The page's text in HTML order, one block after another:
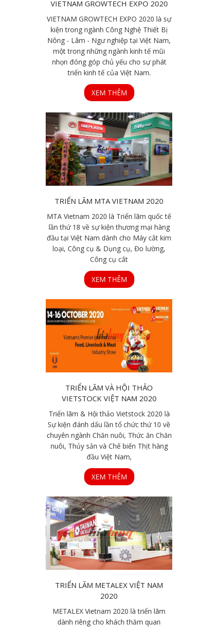
VIETNAM GROWTECH EXPO 2020
VIETNAM GROWTECH EXPO 2020 là sự
kiện trong ngành Công Nghệ Thiết Bị
Nông - Lâm - Ngư nghiệp tại Việt Nam,
một trong những ngành kinh tế mũi
nhọn đóng góp chủ yếu cho sự phát
triển kinh tế của Việt Nam.
XEM THÊM
TRIỂN LÃM MTA VIETNAM 2020
MTA Vietnam 2020 là Triển lãm quốc tế
lần thứ 18 về sự kiện thương mại hàng
đầu tại Việt Nam dành cho Máy cắt kim
loại, Công cụ & Dụng cụ, Đo lường,
Công cụ cắt
XEM THÊM
TRIỂN LÃM VÀ HỘI THẢO
VIETSTOCK VIỆT NAM 2020
Triển lãm & Hội thảo Vietstock 2020 là
Sự kiện đánh dấu lần tổ chức thứ 10 về
chuyên ngành Chăn nuôi, Thức ăn Chăn
nuôi, Thủy sản và Chế biến Thịt hàng
đầu Việt Nam,
XEM THÊM
TRIỂN LÃM METALEX VIỆT NAM
2020
METALEX Vietnam 2020 là triển lãm
dành riêng cho khách thăm quan